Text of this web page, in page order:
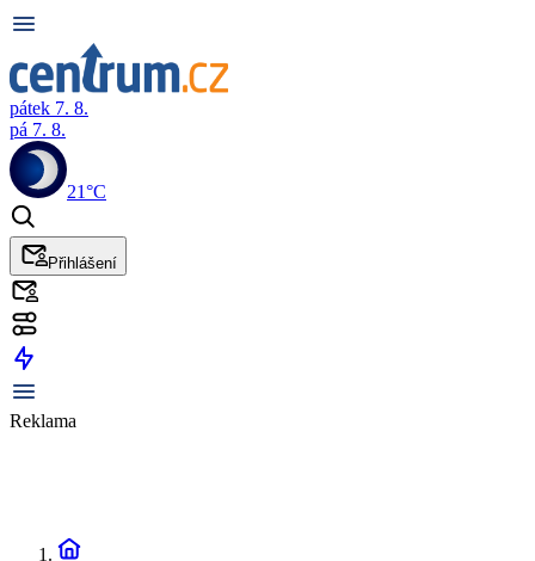
pátek 7. 8.
pá 7. 8.
21°C
Přihlášení
Reklama